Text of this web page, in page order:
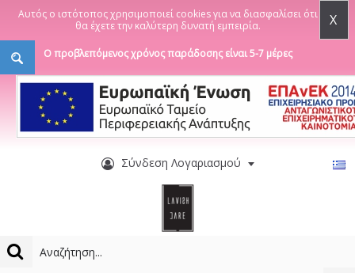
Αυτός ο ιστότοπος χρησιμοποιεί cookies για να διασφαλίσει ότι
θα έχετε την καλύτερη δυνατή εμπειρία.
X
Ο προβλεπόμενος χρόνος παράδοσης είναι 5-7 μέρες
Σύνδεση Λογαριασμού